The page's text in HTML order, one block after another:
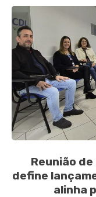
Reunião
define
alinha